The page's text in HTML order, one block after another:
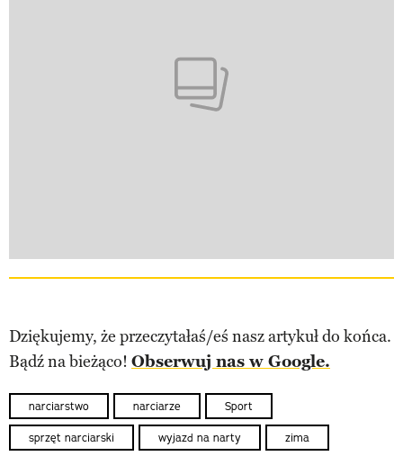
Dziękujemy, że przeczytałaś/eś nasz artykuł do końca.
Bądź na bieżąco! Obserwuj nas w Google.
narciarstwo narciarze Sport
sprzęt narciarski wyjazd na narty zima